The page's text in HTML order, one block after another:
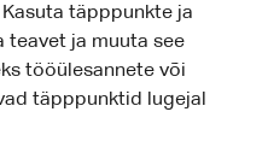
täpppunkte ja
teavet ja muuta see
tööülesannete või
täpppunktid lugejal